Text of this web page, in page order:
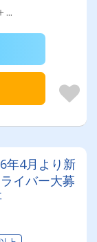
年4月より新
イバー大募